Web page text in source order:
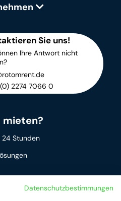
Sie uns!
Ihre Antwort nicht
2274 7066 0
mieten?
24 Stunden
Datenschutzbestimmungen